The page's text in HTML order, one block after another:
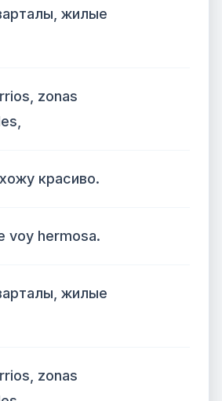
жилые
zonas
красиво.
voy hermosa.
жилые
zonas